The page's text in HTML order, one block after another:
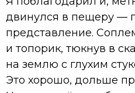
двинулся в пещеру —
представление.
и топорик, тюкнув в
на землю с глухим
Это хорошо, дольше